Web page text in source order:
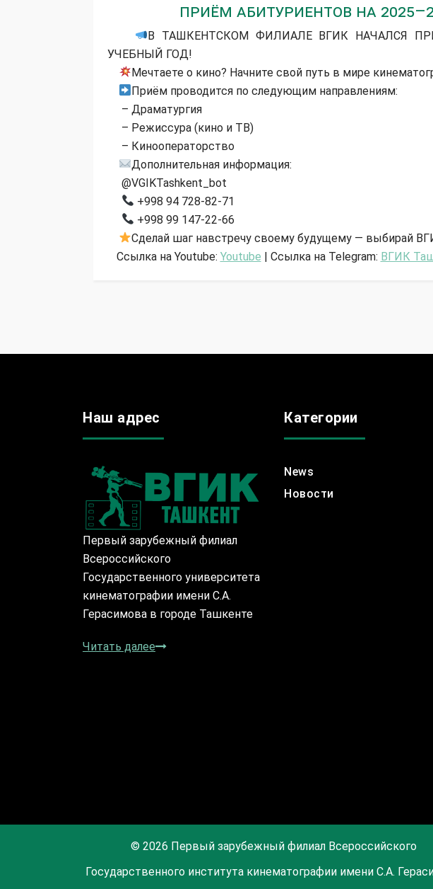
ПРИЁМ АБИТУРИЕНТОВ НА
В ТАШКЕНТСКОМ ФИЛИАЛЕ ВГИК НАЧАЛСЯ
УЧЕБНЫЙ ГОД!
Мечтаете о кино? Начните свой путь в мире
Приём проводится по следующим направлениям:
– Драматургия
– Режиссура (кино и ТВ)
– Кинооператорство
Дополнительная информация:
@VGIKTashkent_bot
+998 94 728-82-71
+998 99 147-22-66
Сделай шаг навстречу своему будущему — выбирай
Ссылка на Youtube: Youtube | Ссылка на Telegram: ВГИК
Наш адрес
Первый зарубежный филиал
Всероссийского
Государственного университета
кинематографии имени С.А.
Герасимова в городе Ташкенте
Читать далее
Категории
News
Новости
© 2026 Первый зарубежный филиал Всероссийского
Государственного института кинематографии имени С.А.